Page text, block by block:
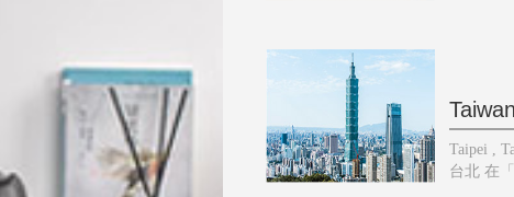
Taipei ,
台北 在